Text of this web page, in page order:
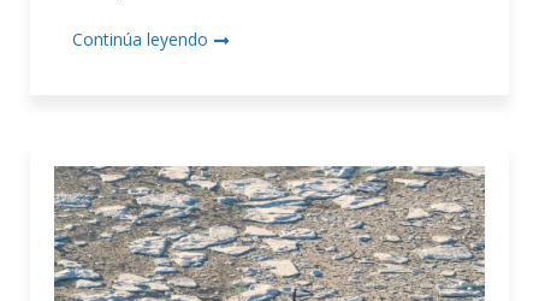
Continúa leyendo